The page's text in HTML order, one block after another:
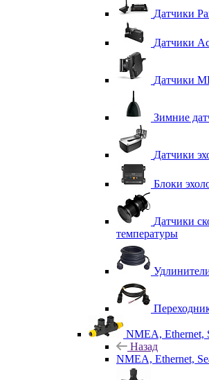
Датчики
Датчики
Датчики
Зимние
Датчики
Блоки
Датчики
температуры
NMEA, Ethernet,
Назад
NMEA, Ethernet,